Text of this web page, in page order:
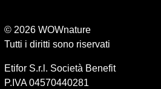
© 2026 WOWnature
Tutti i diritti sono riservati
Etifor S.r.l. Società Benefit
P.IVA 04570440281